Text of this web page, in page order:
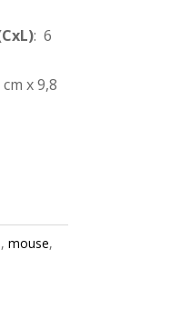
: 6
x 9,8
, mouse,